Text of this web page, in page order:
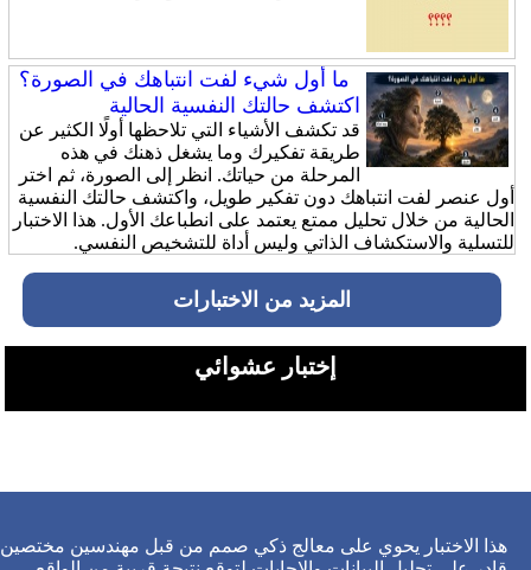
ما أول شيء لفت انتباهك في الصورة؟
اكتشف حالتك النفسية الحالية
قد تكشف الأشياء التي تلاحظها أولًا الكثير عن
طريقة تفكيرك وما يشغل ذهنك في هذه
المرحلة من حياتك. انظر إلى الصورة، ثم اختر
أول عنصر لفت انتباهك دون تفكير طويل، واكتشف حالتك النفسية
الحالية من خلال تحليل ممتع يعتمد على انطباعك الأول. هذا الاختبار
للتسلية والاستكشاف الذاتي وليس أداة للتشخيص النفسي.
المزيد من الاختبارات
إختبار عشوائي
هذا الاختبار يحوي على معالج ذكي صمم من قبل مهندسين مختصين